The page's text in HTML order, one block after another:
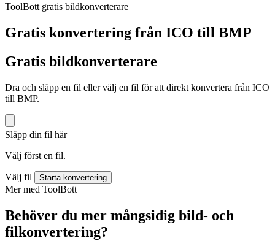
ToolBott gratis bildkonverterare
Gratis konvertering från ICO till BMP
Gratis bildkonverterare
Dra och släpp en fil eller välj en fil för att direkt konvertera från ICO
till BMP.
Släpp din fil här
Välj först en fil.
Välj fil Starta konvertering
Mer med ToolBott
Behöver du mer mångsidig bild- och
filkonvertering?